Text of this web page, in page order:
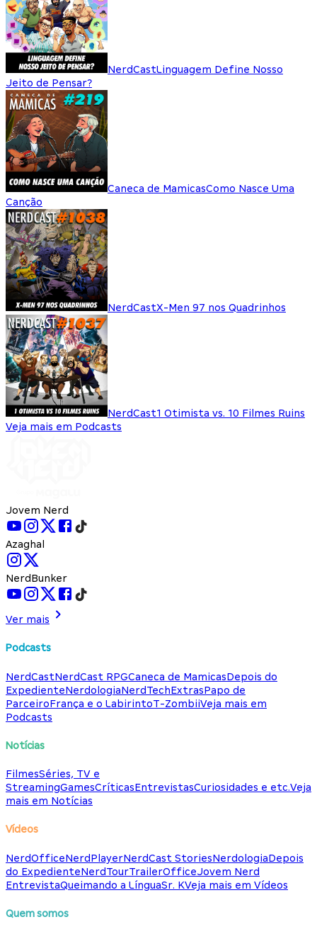
NerdCastLinguagem Define Nosso
Jeito de Pensar?
Caneca de MamicasComo Nasce Uma
Canção
NerdCastX-Men 97 nos Quadrinhos
NerdCast1 Otimista vs. 10 Filmes Ruins
Veja mais em Podcasts
Jovem Nerd
Azaghal
NerdBunker
Ver mais
Podcasts
NerdCastNerdCast RPGCaneca de MamicasDepois do
ExpedienteNerdologiaNerdTechExtrasPapo de
ParceiroFrança e o LabirintoT-ZombiiVeja mais em
Podcasts
Notícias
FilmesSéries, TV e
StreamingGamesCríticasEntrevistasCuriosidades e etc.Veja
mais em Notícias
Vídeos
NerdOfficeNerdPlayerNerdCast StoriesNerdologiaDepois
do ExpedienteNerdTourTrailerOfficeJovem Nerd
EntrevistaQueimando a LínguaSr. KVeja mais em Vídeos
Quem somos